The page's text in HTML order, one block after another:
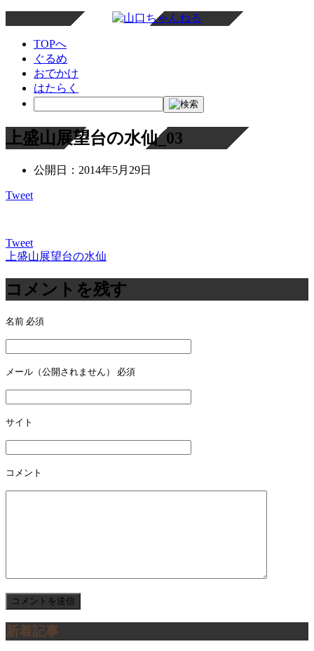
TOPへ
ぐるめ
おでかけ
はたらく
上盛山展望台の水仙_03
公開日： 2014年5月29日
Tweet
Tweet
投
稿
ナ
ビ
ゲ
ー
シ
ョ
ン
上盛山展望台の水仙
コメントを残す
名前 必須
メール（公開されません） 必須
サイト
コメント
新着記事